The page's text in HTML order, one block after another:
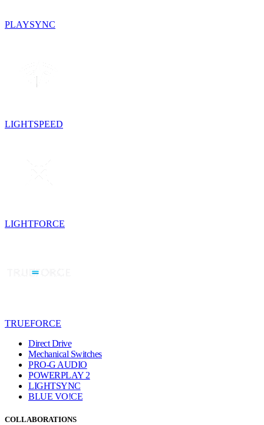
PLAYSYNC
LIGHTSPEED
LIGHTFORCE
TRUEFORCE
Direct Drive
Mechanical Switches
PRO-G AUDIO
POWERPLAY 2
LIGHTSYNC
BLUE VO!CE
COLLABORATIONS